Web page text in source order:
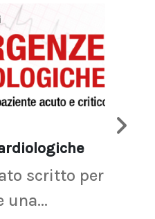
scritto per
una...